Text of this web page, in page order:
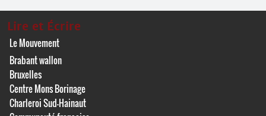
Lire et Écrire
Le Mouvement
Brabant wallon
Bruxelles
Centre Mons Borinage
Charleroi Sud-Hainaut